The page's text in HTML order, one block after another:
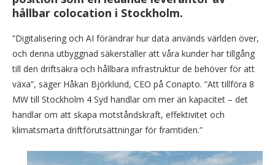
hållbar colocation i Stockholm.
”Digitalisering och AI förändrar hur data används världen över,
och denna utbyggnad säkerställer att våra kunder har tillgång
till den driftsäkra och hållbara infrastruktur de behöver för att
växa”, säger Håkan Björklund, CEO på Conapto. ”Att tillföra 8
MW till Stockholm 4 Syd handlar om mer än kapacitet – det
handlar om att skapa motståndskraft, effektivitet och
klimatsmarta driftförutsättningar för framtiden.”